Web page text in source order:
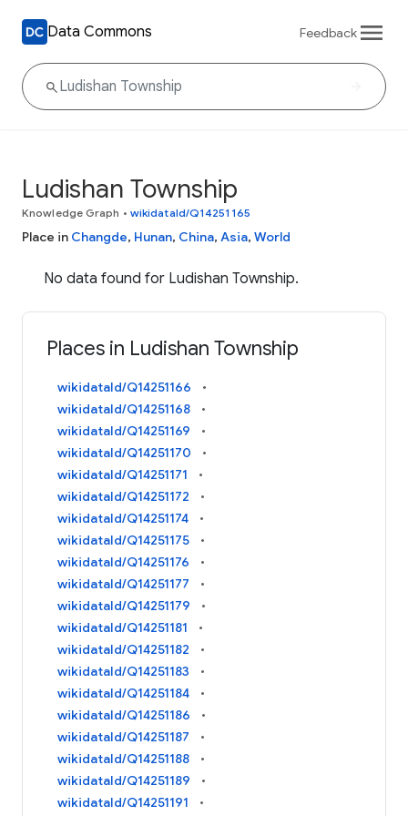
Data Commons Feedback
Ludishan Township
Knowledge Graph • wikidataId/Q14251165
Place in Changde, Hunan, China, Asia, World
No data found for Ludishan Township.
Places in Ludishan Township
wikidataId/Q14251166
wikidataId/Q14251168
wikidataId/Q14251169
wikidataId/Q14251170
wikidataId/Q14251171
wikidataId/Q14251172
wikidataId/Q14251174
wikidataId/Q14251175
wikidataId/Q14251176
wikidataId/Q14251177
wikidataId/Q14251179
wikidataId/Q14251181
wikidataId/Q14251182
wikidataId/Q14251183
wikidataId/Q14251184
wikidataId/Q14251186
wikidataId/Q14251187
wikidataId/Q14251188
wikidataId/Q14251189
wikidataId/Q14251191